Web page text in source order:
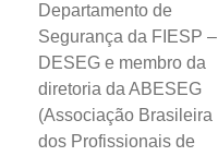
Departamento de
Segurança da FIESP –
DESEG e membro da
diretoria da ABESEG
(Associação Brasileira
dos Profissionais de